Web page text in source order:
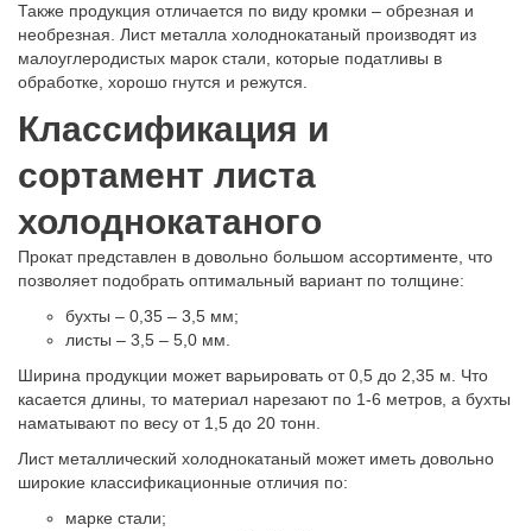
Также продукция отличается по виду кромки – обрезная и
необрезная. Лист металла холоднокатаный производят из
малоуглеродистых марок стали, которые податливы в
обработке, хорошо гнутся и режутся.
Классификация и
сортамент листа
холоднокатаного
Прокат представлен в довольно большом ассортименте, что
позволяет подобрать оптимальный вариант по толщине:
бухты – 0,35 – 3,5 мм;
листы – 3,5 – 5,0 мм.
Ширина продукции может варьировать от 0,5 до 2,35 м. Что
касается длины, то материал нарезают по 1-6 метров, а бухты
наматывают по весу от 1,5 до 20 тонн.
Лист металлический холоднокатаный может иметь довольно
широкие классификационные отличия по:
марке стали;